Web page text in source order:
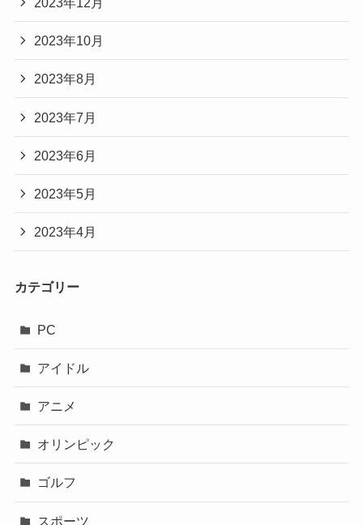
2023年10月
2023年8月
2023年7月
2023年6月
2023年5月
2023年4月
カテゴリー
PC
アイドル
アニメ
オリンピック
ゴルフ
スポーツ